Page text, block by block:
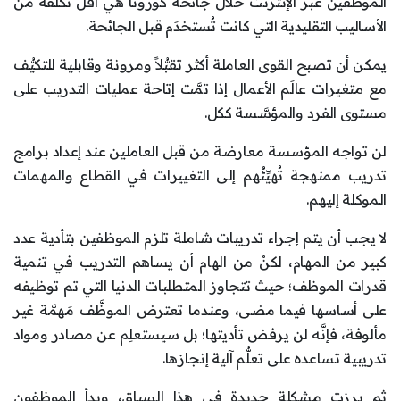
الأساليب التقليدية التي كانت تُستخدَم قبل الجائحة.
يمكن أن تصبح القوى العاملة أكثر تقبُّلاً ومرونة وقابلية للتكيُّف
مع متغيرات عالَم الأعمال إذا تمَّت إتاحة عمليات التدريب على
مستوى الفرد والمؤسَّسة ككل.
لن تواجه المؤسسة معارضة من قبل العاملين عند إعداد برامج
تدريب ممنهجة تُهيِّئُهم إلى التغييرات في القطاع والمهمات
الموكلة إليهم.
لا يجب أن يتم إجراء تدريبات شاملة تلزم الموظفين بتأدية عدد
كبير من المهام، لكنْ من الهام أن يساهم التدريب في تنمية
قدرات الموظف؛ حيث تتجاوز المتطلبات الدنيا التي تم توظيفه
على أساسها فيما مضى، وعندما تعترض الموظَّف مَهمَّة غير
مألوفة، فإنَّه لن يرفض تأديتها؛ بل سيستعلِم عن مصادر ومواد
تدريبية تساعده على تعلُّم آلية إنجازها.
ثم برزت مشكلة جديدة في هذا السياق، وبدأ الموظفون